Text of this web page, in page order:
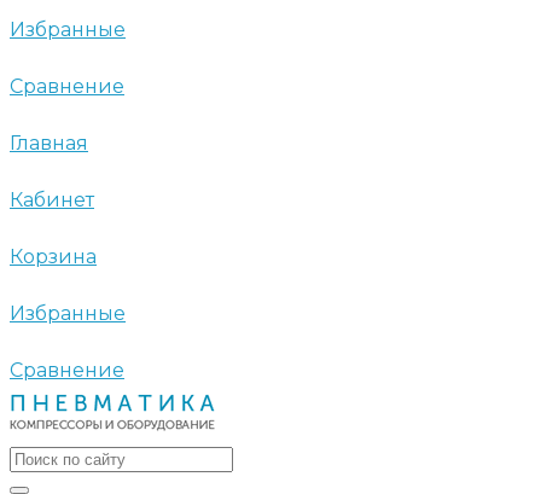
Избранные
Сравнение
Главная
Кабинет
Корзина
Избранные
Сравнение